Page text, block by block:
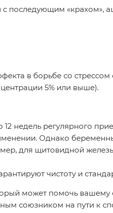
последующим «крахом»,
в борьбе со
5% или выше).
недель регулярного
Однако
для щитовидной железы,
чистоту и
может помочь вашему
союзником на пути к